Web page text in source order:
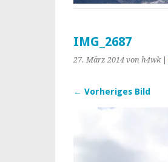
IMG_2687
27. März 2014 von h4wk|
← Vorheriges Bild